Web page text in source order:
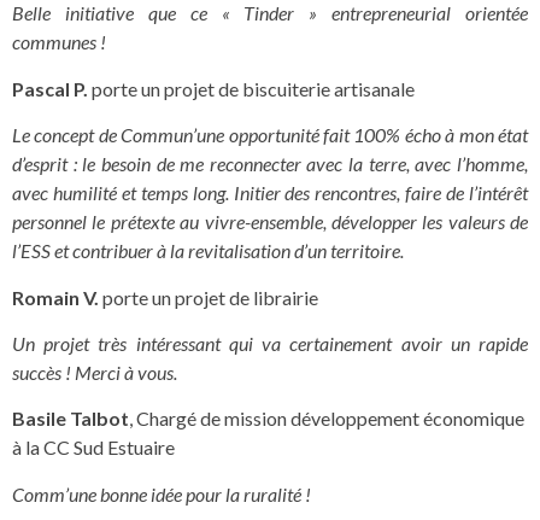
Belle initiative que ce « Tinder » entrepreneurial orientée
communes !
Pascal P. porte un projet de biscuiterie artisanale
Le concept de Commun’une opportunité fait 100% écho à mon état
d’esprit : le besoin de me reconnecter avec la terre, avec l’homme,
avec humilité et temps long. Initier des rencontres, faire de l’intérêt
personnel le prétexte au vivre-ensemble, développer les valeurs de
l’ESS et contribuer à la revitalisation d’un territoire.
Romain V. porte un projet de librairie
Un projet très intéressant qui va certainement avoir un rapide
succès ! Merci à vous.
Basile Talbot, Chargé de mission développement économique
à la CC Sud Estuaire
Comm’une bonne idée pour la ruralité !